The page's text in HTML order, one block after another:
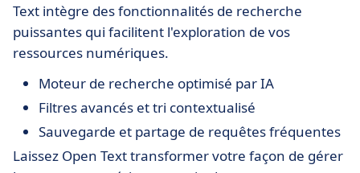
Text intègre des fonctionnalités de recherche
puissantes qui facilitent l'exploration de vos
ressources numériques.
Moteur de recherche optimisé par IA
Filtres avancés et tri contextualisé
Sauvegarde et partage de requêtes fréquentes
Laissez Open Text transformer votre façon de gérer